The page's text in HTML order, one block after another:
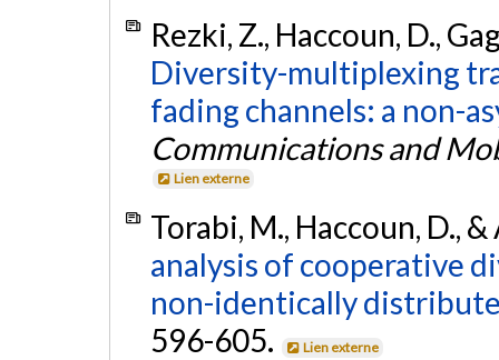
Rezki, Z., Haccoun, D.,
Diversity-multiplexing
fading channels: a non-
Communications and
Lien externe
Torabi, M., Haccoun, D.,
analysis of cooperative
non-identically
596-605.
Lien externe